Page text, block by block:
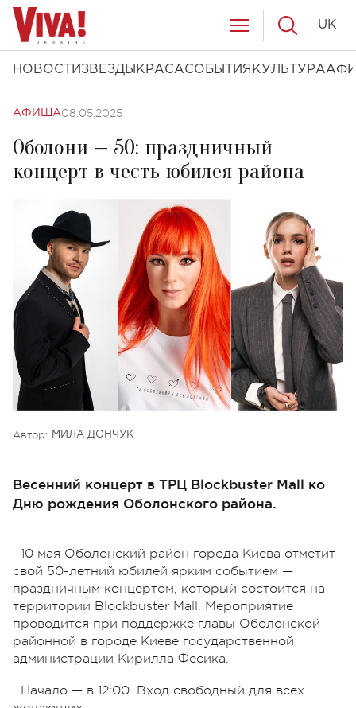
НОВОСТИ ЗВЕЗДЫ КРАСАСОБЫТИЯ КУЛЬТУРА
UK
АФИША08.05.2025
Оболони — 50: праздничный
концерт в честь юбилея района
Автор: МИЛА ДОНЧУК
Весенний концерт в ТРЦ Blockbuster Mall ко
Дню рождения Оболонского района.
10 мая Оболонский район города Киева отметит
свой 50-летний юбилей ярким событием —
праздничным концертом, который состоится на
территории Blockbuster Mall. Мероприятие
проводится при поддержке главы Оболонской
районной в городе Киеве государственной
администрации Кирилла Фесика.
Начало — в 12:00. Вход свободный для всех